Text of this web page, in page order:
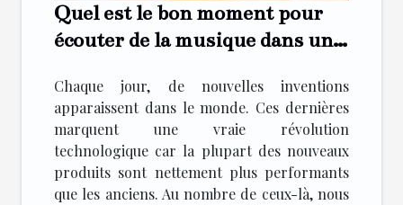
Quel est le bon moment pour
écouter de la musique dans une
Chaque jour, de nouvelles inventions
apparaissent dans le monde. Ces dernières
marquent une vraie révolution
technologique car la plupart des nouveaux
produits sont nettement plus performants
que les anciens. Au nombre de ceux-là, nous